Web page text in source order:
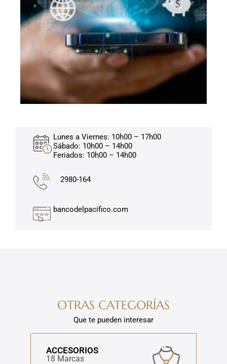
Lunes a Viernes: 10h00 – 17h00
Sábado: 10h00 – 14h00
Feriados: 10h00 – 14h00
2980-164
bancodelpacifico.com
OTRAS CATEGORÍAS
Que te pueden interesar
ACCESORIOS
18 Marcas